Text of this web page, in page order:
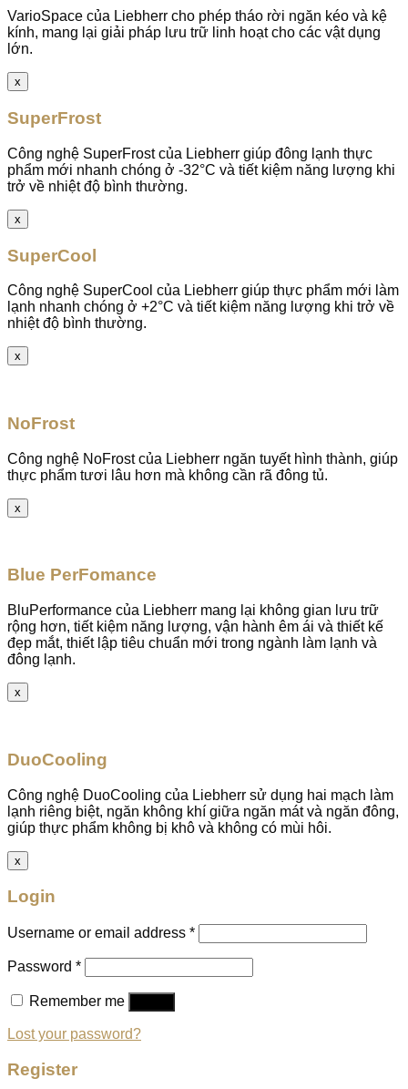
VarioSpace của Liebherr cho phép tháo rời ngăn kéo và kệ
kính, mang lại giải pháp lưu trữ linh hoạt cho các vật dụng
lớn.
x
SuperFrost
Công nghệ SuperFrost của Liebherr giúp đông lạnh thực
phẩm mới nhanh chóng ở -32°C và tiết kiệm năng lượng khi
trở về nhiệt độ bình thường.
x
SuperCool
Công nghệ SuperCool của Liebherr giúp thực phẩm mới làm
lạnh nhanh chóng ở +2°C và tiết kiệm năng lượng khi trở về
nhiệt độ bình thường.
x
NoFrost
Công nghệ NoFrost của Liebherr ngăn tuyết hình thành, giúp
thực phẩm tươi lâu hơn mà không cần rã đông tủ.
x
Blue PerFomance
BluPerformance của Liebherr mang lại không gian lưu trữ
rộng hơn, tiết kiệm năng lượng, vận hành êm ái và thiết kế
đẹp mắt, thiết lập tiêu chuẩn mới trong ngành làm lạnh và
đông lạnh.
x
DuoCooling
Công nghệ DuoCooling của Liebherr sử dụng hai mạch làm
lạnh riêng biệt, ngăn không khí giữa ngăn mát và ngăn đông,
giúp thực phẩm không bị khô và không có mùi hôi.
x
Login
Username or email address *
Password *
Remember me
Lost your password?
Register